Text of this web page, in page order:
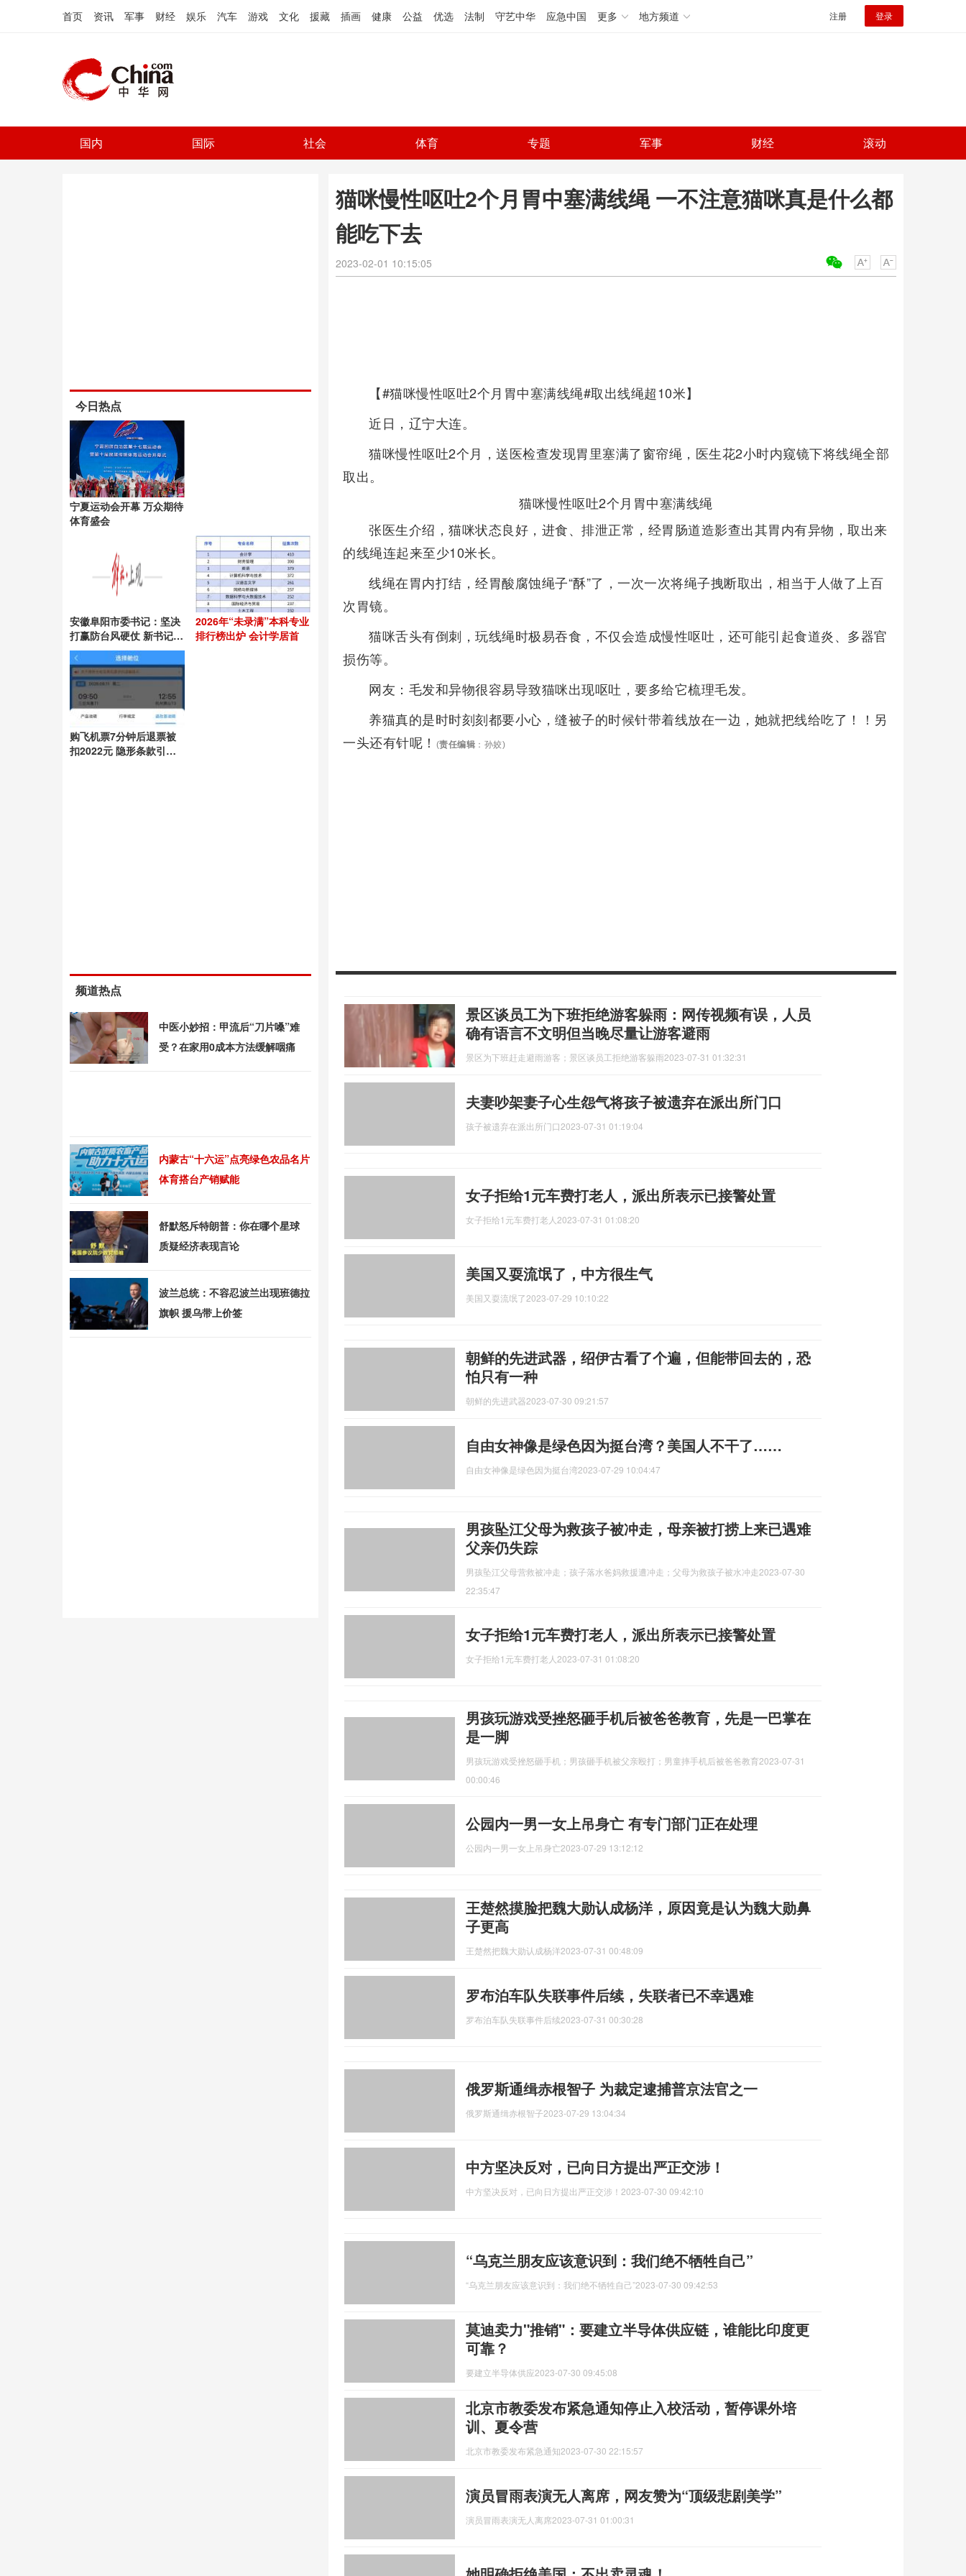
首页 资讯 军事 财经 娱乐 汽车 游戏 文化 援藏 插画 健康 公益 优选 法制 守艺中华 应急中国 更多 地方频道 注册 登录
国内 国际 社会 体育 专题 军事 财经 滚动
猫咪慢性呕吐2个月胃中塞满线绳 一不注意猫咪真是什么都
能吃下去
2023-02-01 10:15:05
【#猫咪慢性呕吐2个月胃中塞满线绳#取出线绳超10米】
近日，辽宁大连。
猫咪慢性呕吐2个月，送医检查发现胃里塞满了窗帘绳，医生花2小时内窥镜下将线绳全部
取出。
猫咪慢性呕吐2个月胃中塞满线绳
张医生介绍，猫咪状态良好，进食、排泄正常，经胃肠道造影查出其胃内有异物，取出来
的线绳连起来至少10米长。
线绳在胃内打结，经胃酸腐蚀绳子“酥”了，一次一次将绳子拽断取出，相当于人做了上百
次胃镜。
猫咪舌头有倒刺，玩线绳时极易吞食，不仅会造成慢性呕吐，还可能引起食道炎、多器官
损伤等。
网友：毛发和异物很容易导致猫咪出现呕吐，要多给它梳理毛发。
养猫真的是时时刻刻都要小心，缝被子的时候针带着线放在一边，她就把线给吃了！！另
一头还有针呢！
(责任编辑 ：孙姣)
景区谈员工为下班拒绝游客躲雨：网传视频有误，人员
确有语言不文明但当晚尽量让游客避雨
景区为下班赶走避雨游客；景区谈员工拒绝游客躲雨2023-07-31 01:32:31
夫妻吵架妻子心生怨气将孩子被遗弃在派出所门口
孩子被遗弃在派出所门口2023-07-31 01:19:04
女子拒给1元车费打老人，派出所表示已接警处置
女子拒给1元车费打老人 2023-07-31 01:08:20
美国又耍流氓了，中方很生气
美国又耍流氓了2023-07-29 10:10:22
朝鲜的先进武器，绍伊古看了个遍，但能带回去的，恐
怕只有一种
朝鲜的先进武器2023-07-30 09:21:57
自由女神像是绿色因为挺台湾？美国人不干了……
自由女神像是绿色因为挺台湾2023-07-29 10:04:47
男孩坠江父母为救孩子被冲走，母亲被打捞上来已遇难
父亲仍失踪
男孩坠江父母营救被冲走；孩子落水爸妈救援遭冲走；父母为救孩子被水冲走2023-07-30
22:35:47
女子拒给1元车费打老人，派出所表示已接警处置
女子拒给1元车费打老人 2023-07-31 01:08:20
男孩玩游戏受挫怒砸手机后被爸爸教育，先是一巴掌在
是一脚
男孩玩游戏受挫怒砸手机；男孩砸手机被父亲殴打；男童摔手机后被爸爸教育2023-07-31
00:00:46
公园内一男一女上吊身亡 有专门部门正在处理
公园内一男一女上吊身亡2023-07-29 13:12:12
王楚然摸脸把魏大勋认成杨洋，原因竟是认为魏大勋鼻
子更高
王楚然把魏大勋认成杨洋2023-07-31 00:48:09
罗布泊车队失联事件后续，失联者已不幸遇难
罗布泊车队失联事件后续2023-07-31 00:30:28
俄罗斯通缉赤根智子 为裁定逮捕普京法官之一
俄罗斯通缉赤根智子2023-07-29 13:04:34
中方坚决反对，已向日方提出严正交涉！
中方坚决反对，已向日方提出严正交涉！ 2023-07-30 09:42:10
“乌克兰朋友应该意识到：我们绝不牺牲自己”
“乌克兰朋友应该意识到：我们绝不牺牲自己”2023-07-30 09:42:53
莫迪卖力"推销"：要建立半导体供应链，谁能比印度更
可靠？
要建立半导体供应2023-07-30 09:45:08
北京市教委发布紧急通知停止入校活动，暂停课外培
训、夏令营
北京市教委发布紧急通知2023-07-30 22:15:57
演员冒雨表演无人离席，网友赞为“顶级悲剧美学”
演员冒雨表演无人离席2023-07-31 01:00:31
今日热点
宁夏运动会开幕 万众期待
体育盛会
安徽阜阳市委书记：坚决
打赢防台风硬仗 新书记上
任引领抗灾
2026年“未录满”本科专业
排行榜出炉 会计学居首
购飞机票7分钟后退票被
扣2022元 隐形条款引争
频道热点
中医小妙招：甲流后“刀片嗓”难
受？在家用0成本方法缓解咽痛
内蒙古“十六运”点亮绿色农品名片
体育搭台产销赋能
舒默怒斥特朗普：你在哪个星球
质疑经济表现言论
波兰总统：不容忍波兰出现班德拉
旗帜 援乌带上价签